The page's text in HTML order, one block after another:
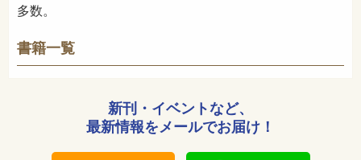
多数。
書籍一覧
新刊・イベントなど、
最新情報をメールでお届け！